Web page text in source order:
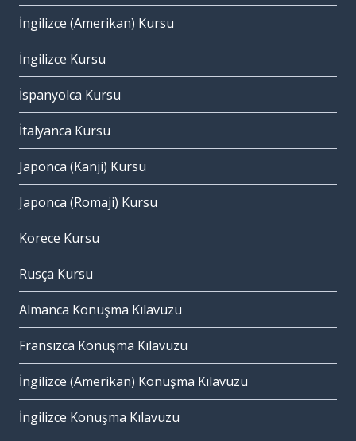
İngilizce (Amerikan) Kursu
İngilizce Kursu
İspanyolca Kursu
İtalyanca Kursu
Japonca (Kanji) Kursu
Japonca (Romaji) Kursu
Korece Kursu
Rusça Kursu
Almanca Konuşma Kılavuzu
Fransızca Konuşma Kılavuzu
İngilizce (Amerikan) Konuşma Kılavuzu
İngilizce Konuşma Kılavuzu